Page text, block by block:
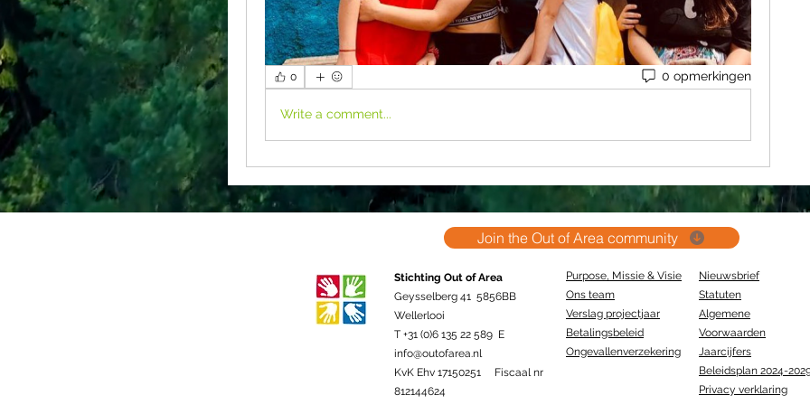
0 0 opmerkingen
Write a comment...
Join the Out of Area community
Stichting Out of Area
Geysselberg 41 5856BB
Wellerlooi
T +31 (0)6 135 22 589 E
info@outofarea.nl
KvK Ehv 17150251 Fiscaal nr
812144624
Purpose, Missie & Visie
Ons team
Verslag projectjaar
Betalingsbeleid
Ongevallenverzekering
Nieuwsbrief
Statuten
Algemene
Voorwaarden
Jaarcijfers
Beleidsplan 2024-
Privacy verklaring